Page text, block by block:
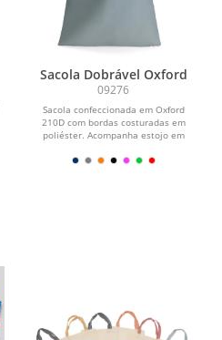
Sacola Dobrável Oxford
09276
Sacola confeccionada em Oxford
210D com bordas costuradas em
poliéster. Acompanha estojo em